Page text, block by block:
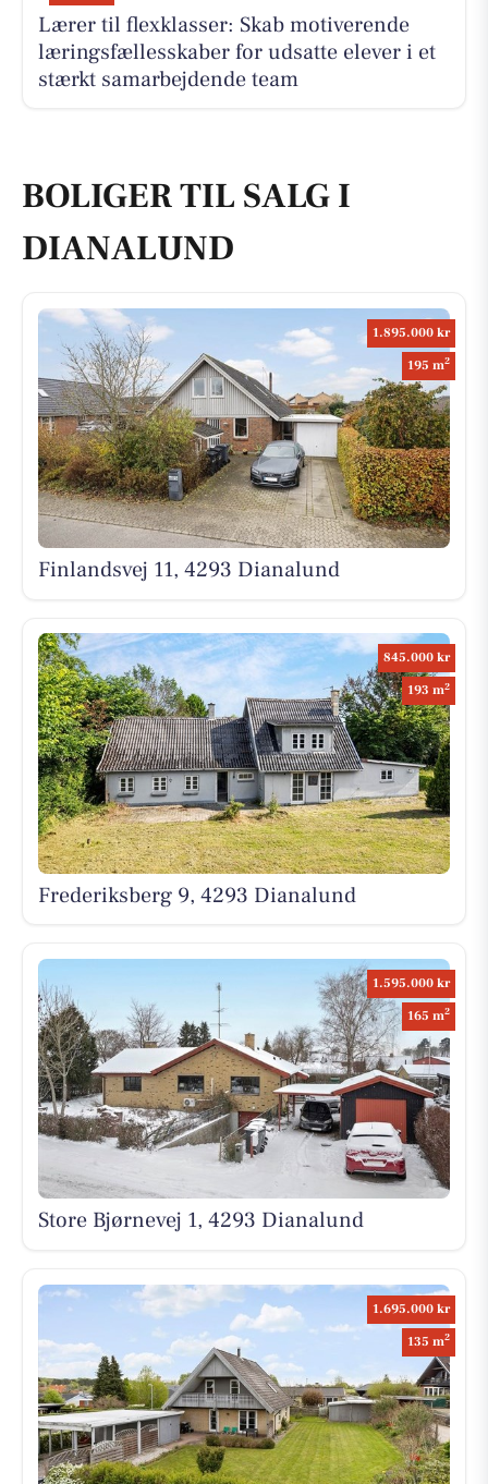
Lærer til flexklasser: Skab motiverende
læringsfællesskaber for udsatte elever i et
stærkt samarbejdende team
BOLIGER TIL SALG I
DIANALUND
1.895.000 kr
195 m2
Finlandsvej 11, 4293 Dianalund
845.000 kr
193 m2
Frederiksberg 9, 4293 Dianalund
1.595.000 kr
165 m2
Store Bjørnevej 1, 4293 Dianalund
1.695.000 kr
135 m2